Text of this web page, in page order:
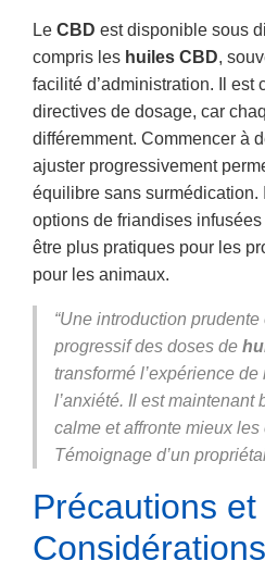
Le CBD est disponible sous
compris les huiles CBD,
facilité d’administration. Il est
directives de dosage, car
différemment. Commencer à
ajuster progressivement
équilibre sans surmédication.
options de friandises
être plus pratiques pour les
pour les animaux.
“Une introduction
progressif des doses de
transformé l’expérience
l’anxiété. Il est maintenant
calme et affronte mieux les
Témoignage d’un
Précautions et